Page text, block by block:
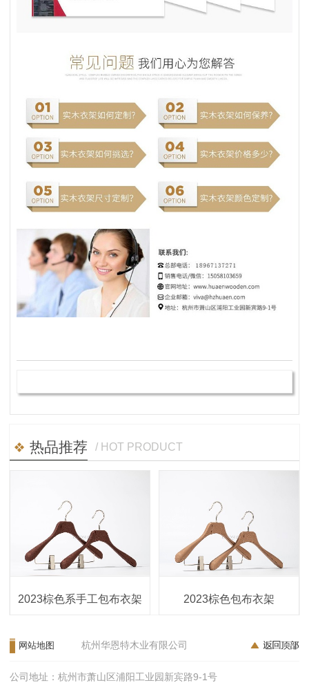
热品推荐 / HOT PRODUCT
2023棕色系手工包布衣架 2023棕色包布衣架
网站地图 杭州华恩特木业有限公司
公司地址：杭州市萧山区浦阳工业园新宾路9-1号